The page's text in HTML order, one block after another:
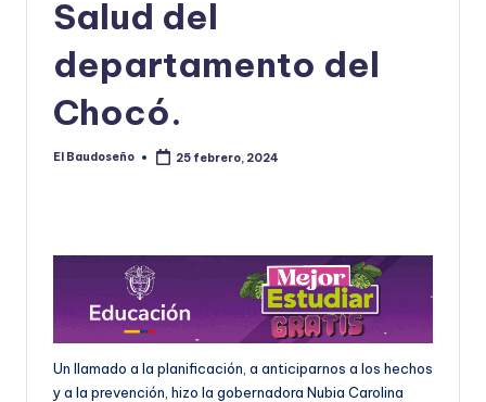
Salud del
departamento del
Chocó.
Publicado
El Baudoseño 25 febrero, 2024
Un llamado a la planificación, a anticiparnos a los hechos
y a la prevención, hizo la gobernadora Nubia Carolina